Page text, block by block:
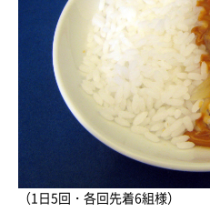
（1日5回・各回先着6組様）